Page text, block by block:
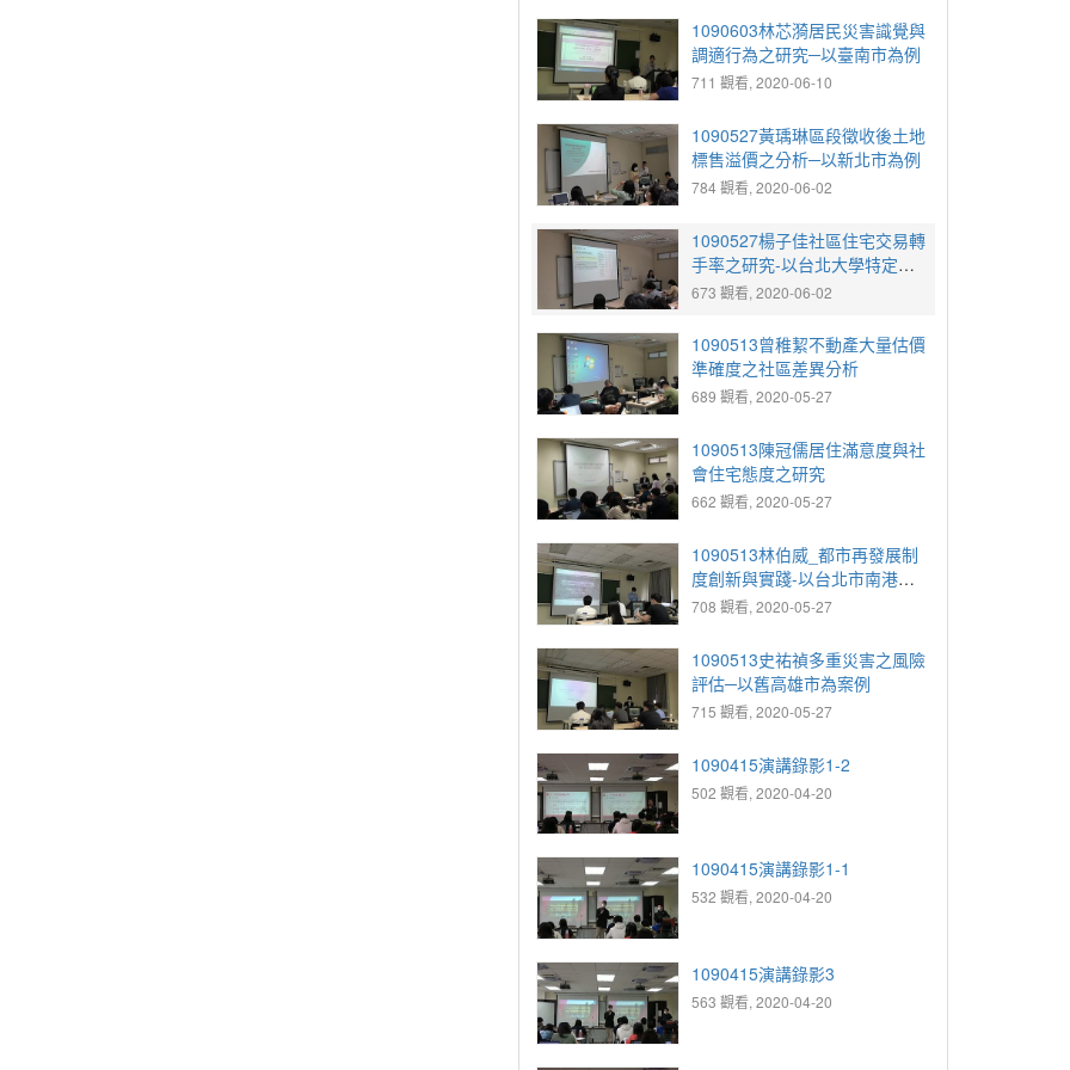
1090603林芯漪居民災害識覺與
調適行為之研究─以臺南市為例
711 觀看, 2020-06-10
1090527黃瑀琳區段徵收後土地
標售溢價之分析─以新北市為例
784 觀看, 2020-06-02
1090527楊子佳社區住宅交易轉
手率之研究-以台北大學特定區
為例
673 觀看, 2020-06-02
1090513曾稚絜不動產大量估價
準確度之社區差異分析
689 觀看, 2020-05-27
1090513陳冠儒居住滿意度與社
會住宅態度之研究
662 觀看, 2020-05-27
1090513林伯威_都市再發展制
度創新與實踐-以台北市南港產
業生活特定專用區之都市更新為
708 觀看, 2020-05-27
1090513史祐禎多重災害之風險
評估─以舊高雄市為案例
715 觀看, 2020-05-27
1090415演講錄影1-2
502 觀看, 2020-04-20
1090415演講錄影1-1
532 觀看, 2020-04-20
1090415演講錄影3
563 觀看, 2020-04-20